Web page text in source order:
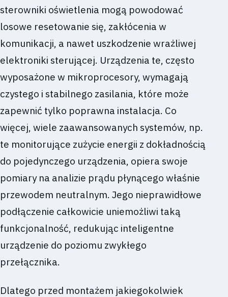
sterowniki oświetlenia mogą powodować
losowe resetowanie się, zakłócenia w
komunikacji, a nawet uszkodzenie wrażliwej
elektroniki sterującej. Urządzenia te, często
wyposażone w mikroprocesory, wymagają
czystego i stabilnego zasilania, które może
zapewnić tylko poprawna instalacja. Co
więcej, wiele zaawansowanych systemów, np.
te monitorujące zużycie energii z dokładnością
do pojedynczego urządzenia, opiera swoje
pomiary na analizie prądu płynącego właśnie
przewodem neutralnym. Jego nieprawidłowe
podłączenie całkowicie uniemożliwi taką
funkcjonalność, redukując inteligentne
urządzenie do poziomu zwykłego
przełącznika.
Dlatego przed montażem jakiegokolwiek